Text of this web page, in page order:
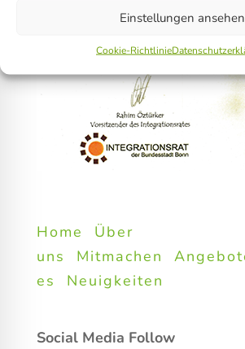
Einstellungen ansehen
Cookie-Richtlinie
Home
Über
uns
Mitmachen
es
Neuigkeiten
Social Media Follow